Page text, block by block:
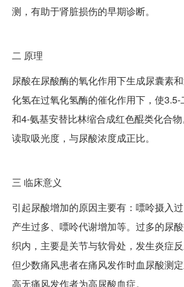
测，有助于肾脏损伤的早期诊断。
二 原理
尿酸在尿酸酶的氧化作用下生成尿囊素
化氢在过氧化氢酶的催化作用下，使3.5-
和4-氨基安替比林缩合成红色醌类化合
读取吸光度，与尿酸浓度成正比。
三 临床意义
引起尿酸增加的原因主要有：嘌呤摄入
产生过多、嘌呤代谢增加等。过多的尿
织内，主要是关节与软骨处，发生炎症反
但少数痛风患者在痛风发作时血尿酸测
高无痛风发作者为高尿酸血症。